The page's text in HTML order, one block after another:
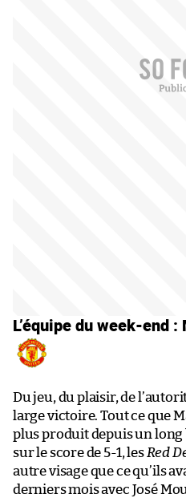
L’équipe du week-end
Du jeu, du plaisir, de
large victoire. Tout ce que
plus produit depuis un long
sur le score de 5-1, les Red
autre visage que ce qu’ils
derniers mois avec José